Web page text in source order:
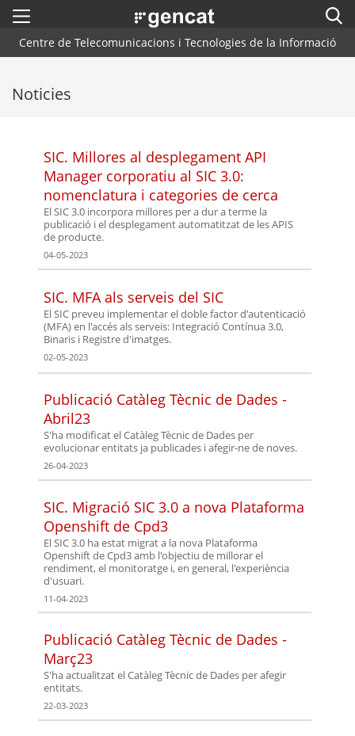
. Obre en una nova finestra.
Menú
Centre de Telecomunicacions i Tecnologies de la Informació
Inici
Arquitectura CTTI
Plataformes i Frameworks
Centres de Suport
Contacte
Noticies
SIC. Millores al desplegament API
Manager corporatiu al SIC 3.0:
nomenclatura i categories de cerca
El SIC 3.0 incorpora millores per a dur a terme la
publicació i el desplegament automatitzat de les APIS
de producte.
04-05-2023
SIC. MFA als serveis del SIC
El SIC preveu implementar el doble factor d'autenticació
(MFA) en l'accés als serveis: Integració Contínua 3.0,
Binaris i Registre d'imatges.
02-05-2023
Publicació Catàleg Tècnic de Dades -
Abril23
S'ha modificat el Catàleg Tècnic de Dades per
evolucionar entitats ja publicades i afegir-ne de noves.
26-04-2023
SIC. Migració SIC 3.0 a nova Plataforma
Openshift de Cpd3
El SIC 3.0 ha estat migrat a la nova Plataforma
Openshift de Cpd3 amb l'objectiu de millorar el
rendiment, el monitoratge i, en general, l'experiència
d'usuari.
11-04-2023
Publicació Catàleg Tècnic de Dades -
Març23
S'ha actualitzat el Catàleg Tècnic de Dades per afegir
entitats.
22-03-2023